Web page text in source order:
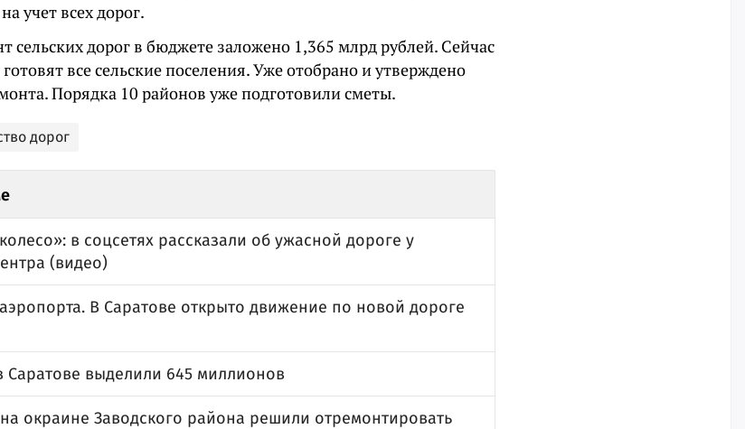
учет всех дорог.
сельских дорог в бюджете заложено 1,365 млрд рублей. Сейчас
все сельские поселения. Уже отобрано и утверждено
Порядка 10 районов уже подготовили сметы.
дорог
в соцсетях рассказали об ужасной дороге у
(видео)
В Саратове открыто движение по новой дороге
Саратове выделили 645 миллионов
окраине Заводского района решили отремонтировать